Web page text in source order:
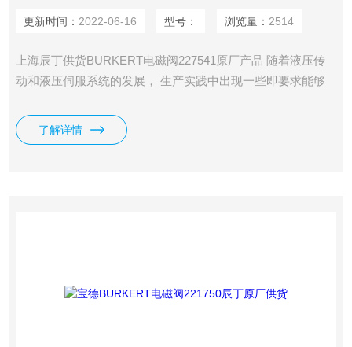
更新时间： 2022-06-16 型号： 浏览量： 2514
上海辰丁供货BURKERT电磁阀227541原厂产品 随着液压传
动和液压伺服系统的发展， 生产实践中出现一些即要求能够
液压系统。
了解详情